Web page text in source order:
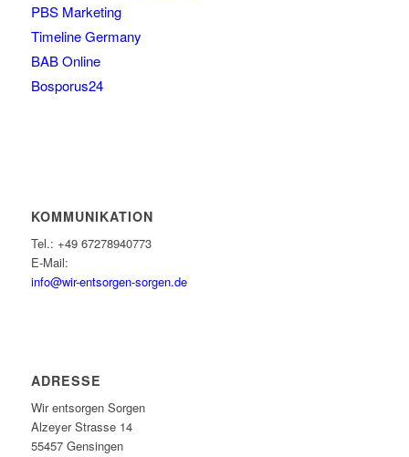
PBS Marketing
Timeline Germany
BAB Online
Bosporus24
KOMMUNIKATION
Tel.: +49 67278940773
E-Mail:
info@wir-entsorgen-sorgen.de
ADRESSE
Wir entsorgen Sorgen
Alzeyer Strasse 14
55457 Gensingen